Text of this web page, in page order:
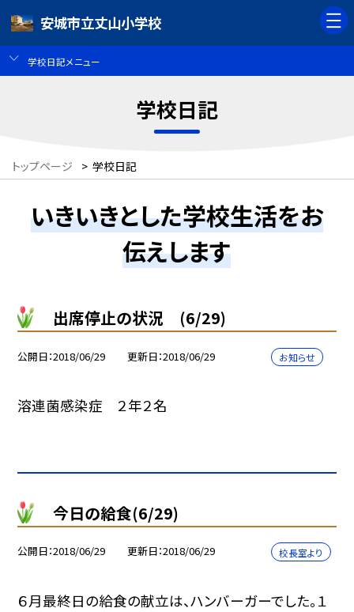
安城市立丈山小学校
学校日記メニュー
学校日記
トップページ > 学校日記
いきいきとした学校生活をお
伝えします
出席停止の状況 (6/29)
公開日 2018/06/29 更新日 2018/06/29 お知らせ
溶連菌感染症 ２年２名
今日の給食(6/29)
公開日 2018/06/29 更新日 2018/06/29 校長室より
６月最終日の給食の献立は、ハンバーガーでした。１